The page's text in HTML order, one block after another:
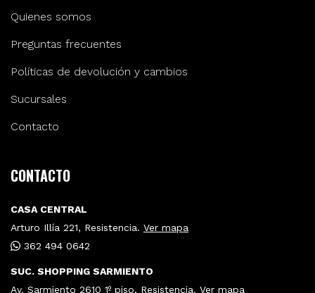
Quienes somos
Preguntas frecuentes
Políticas de devolución y cambios
Sucursales
Contacto
CONTACTO
CASA CENTRAL
Arturo Illía 221, Resistencia. Ver mapa
362 494 0642
SUC. SHOPPING SARMIENTO
Av. Sarmiento 2610 1º piso, Resistencia. Ver mapa